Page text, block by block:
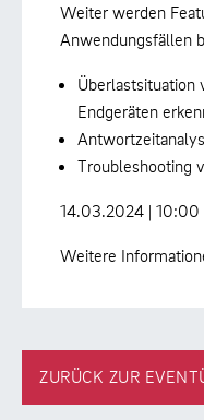
Weiter werden
Anwendungsfällen
Überlastsituation
Endgeräten
Troubleshooting
14.03.2024 | 10:00
Weitere
ZURÜCK ZUR